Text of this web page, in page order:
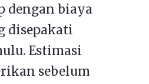
dengan biaya
disepakati
Estimasi
sebelum